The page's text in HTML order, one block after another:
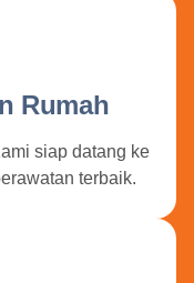
Rumah
siap datang ke
terbaik.